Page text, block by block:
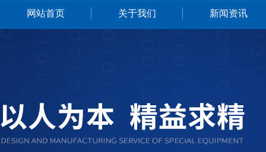
网站首页 关于我们 新闻资讯